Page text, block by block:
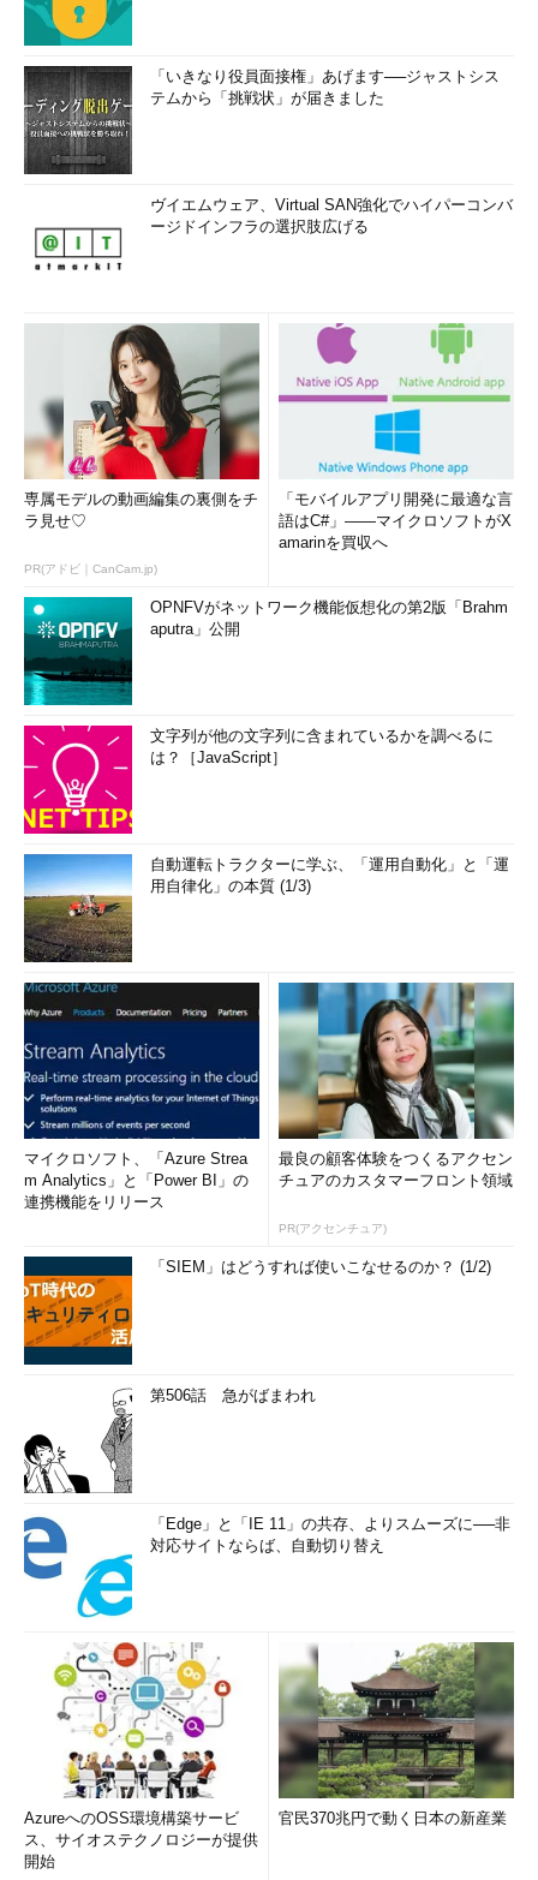
「いきなり役員面接権」あげます──ジャストシス
テムから「挑戦状」が届きました
ヴイエムウェア、Virtual SAN強化でハイパーコンバ
ージドインフラの選択肢広げる
専属モデルの動画編集の裏側をチ
ラ見せ♡
PR(アドビ｜CanCam.jp)
「モバイルアプリ開発に最適な言
語はC#」――マイクロソフトがX
amarinを買収へ
OPNFVがネットワーク機能仮想化の第2版「Brahm
aputra」公開
文字列が他の文字列に含まれているかを調べるに
は？［JavaScript］
自動運転トラクターに学ぶ、「運用自動化」と「運
用自律化」の本質 (1/3)
マイクロソフト、「Azure Strea
m Analytics」と「Power BI」の
連携機能をリリース
最良の顧客体験をつくるアクセン
チュアのカスタマーフロント領域
PR(アクセンチュア)
「SIEM」はどうすれば使いこなせるのか？ (1/2)
第506話 急がばまわれ
「Edge」と「IE 11」の共存、よりスムーズに──非
対応サイトならば、自動切り替え
AzureへのOSS環境構築サービ
ス、サイオステクノロジーが提供
開始
官民370兆円で動く日本の新産業